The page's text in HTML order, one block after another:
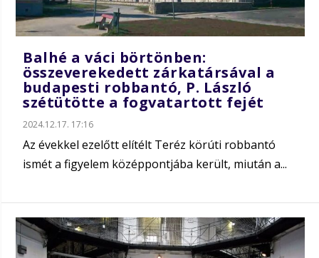
Balhé a váci börtönben:
összeverekedett zárkatársával a
budapesti robbantó, P. László
szétütötte a fogvatartott fejét
2024.12.17. 17:16
Az évekkel ezelőtt elítélt Teréz körúti robbantó
ismét a figyelem középpontjába került, miután a...